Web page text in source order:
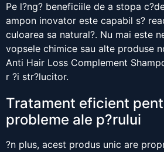
Pe l?ng? beneficiile de a stopa
ampon inovator este capabil s?
culoarea sa natural?. Nu mai este
vopsele chimice sau alte produse
Anti Hair Loss Complement
r ?i str?lucitor.
Tratament eficient
probleme ale p?rului
?n plus, acest produs unic are